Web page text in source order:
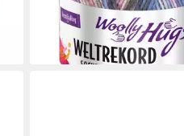
(69,50 €/ 1 kg)
lieferbar - in 3-4 Werktagen
+1